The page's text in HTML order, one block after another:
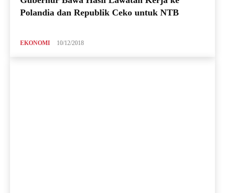
Polandia dan Republik Ceko untuk NTB
EKONOMI 10/12/2018